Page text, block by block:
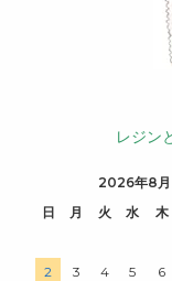
レジン
2026年8月
日
月 火 水 木
2
3 4 5 6